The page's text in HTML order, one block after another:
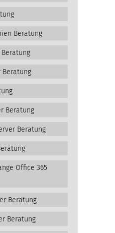
Beratung
Beratung
Beratung
Beratung
Beratung
Office 365
Beratung
Beratung